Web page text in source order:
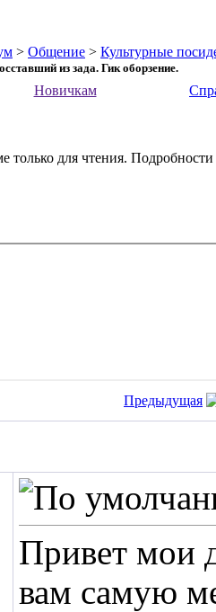
> Общение > Культурные
из зада. Гик оборзение.
Новичкам
только для чтения.
Предыдущая
Привет мои
вам самую